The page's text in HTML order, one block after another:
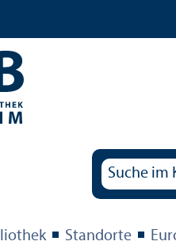
Standorte